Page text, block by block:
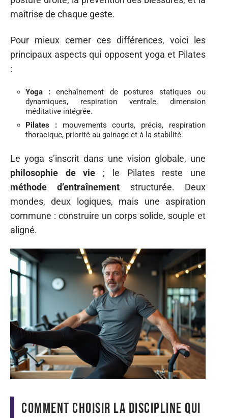
maîtrise de chaque geste.
Pour mieux cerner ces différences, voici les
principaux aspects qui opposent yoga et Pilates
:
Yoga : enchaînement de postures statiques ou
dynamiques, respiration ventrale, dimension
méditative intégrée.
Pilates :mouvements courts, précis, respiration
thoracique, priorité au gainage et à la stabilité.
Le yoga s’inscrit dans une vision globale, une
philosophie de vie ; le Pilates reste une
méthode d’entraînement structurée. Deux
mondes, deux logiques, mais une aspiration
commune : construire un corps solide, souple et
aligné.
Comment choisir la discipline qui